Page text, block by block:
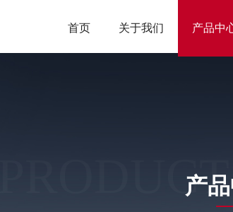
首页 关于我们 产品中
产